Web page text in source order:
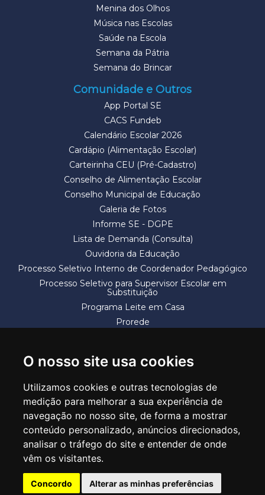
O nosso site usa cookies
Utilizamos cookies e outras tecnologias de
medição para melhorar a sua experiência de
navegação no nosso site, de forma a mostrar
conteúdo personalizado, anúncios direcionados,
analisar o tráfego do site e entender de onde
vêm os visitantes.
Concordo Alterar as minhas preferências
Menina dos Olhos
Música nas Escolas
Saúde na Escola
Semana da Pátria
Semana do Brincar
Comunidade e Outros
App Portal SE
CACS Fundeb
Calendário Escolar 2026
Cardápio (Alimentação Escolar)
Carteirinha CEU (Pré-Cadastro)
Conselho de Alimentação Escolar
Conselho Municipal de Educação
Galeria de Fotos
Informe SE - DGPE
Lista de Demanda (Consulta)
Ouvidoria da Educação
Processo Seletivo Interno de Coordenador Pedagógico
Processo Seletivo para Supervisor Escolar em
Substituição
Programa Leite em Casa
Prorede
SECRETARIA DE EDUCAÇÃO
Rua Claudino Barbosa, 313 - Macedo - Guarulhos/SP CEP 07113-040
Central de Atendimento: *55 11 2475-7300